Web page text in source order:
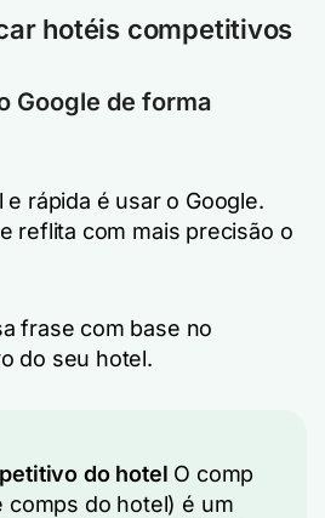
hotéis competitivos
Google de forma
e rápida é usar o Google.
reflita com mais precisão o
frase com base no
do seu hotel.
do hotel O comp
comps do hotel) é um